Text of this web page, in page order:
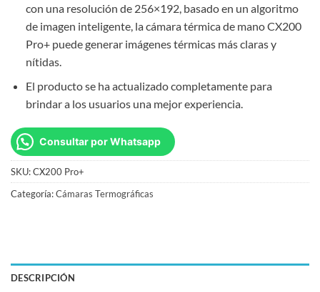
con una resolución de 256×192, basado en un algoritmo
de imagen inteligente, la cámara térmica de mano CX200
Pro+ puede generar imágenes térmicas más claras y
nítidas.
El producto se ha actualizado completamente para
brindar a los usuarios una mejor experiencia.
Consultar por Whatsapp
SKU:CX200 Pro+
Categoría:Cámaras Termográficas
DESCRIPCIÓN